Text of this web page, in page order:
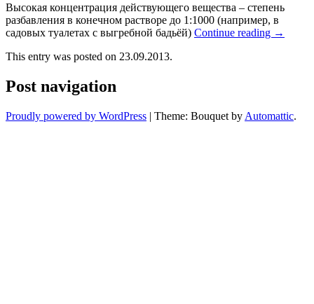
Высокая концентрация действующего вещества – степень
разбавления в конечном растворе до 1:1000 (например, в
садовых туалетах с выгребной бадьёй) Continue reading →
This entry was posted on 23.09.2013.
Post navigation
Proudly powered by WordPress | Theme: Bouquet by Automattic.